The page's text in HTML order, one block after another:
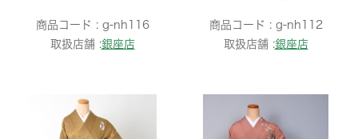
商品コード : g-nh116
取扱店舗 :銀座店
商品コード : g-nh112
取扱店舗 :銀座店